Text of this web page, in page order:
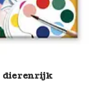
dierenrijk